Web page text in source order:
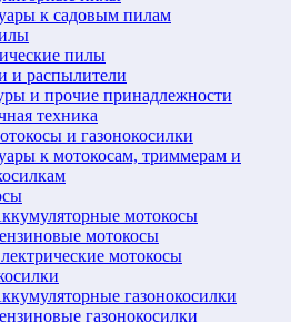
к садовым пилам
пилы
и распылители
и прочие принадлежности
техника
и газонокосилки
к мотокосам, триммерам и
мотокосы
мотокосы
мотокосы
газонокосилки
газонокосилки